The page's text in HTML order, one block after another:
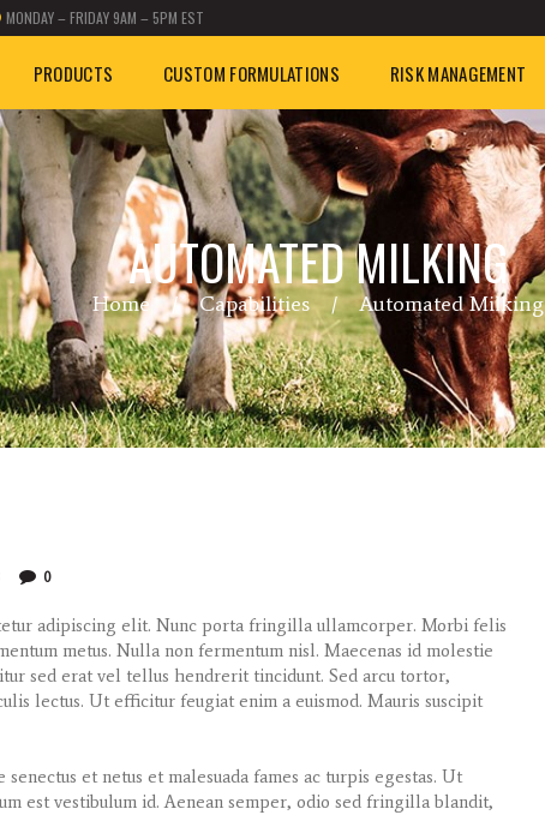
MONDAY – FRIDAY 9AM – 5PM EST
PRODUCTS CUSTOM FORMULATIONS RISK MANAGEMENT
AUTOMATED MILKING
Home Capabilities Automated Milking
0
adipiscing elit. Nunc porta fringilla ullamcorper. Morbi felis
metus. Nulla non fermentum nisl. Maecenas id molestie
sed erat vel tellus hendrerit tincidunt. Sed arcu tortor,
lectus. Ut efficitur feugiat enim a euismod. Mauris suscipit
et netus et malesuada fames ac turpis egestas. Ut
est vestibulum id. Aenean semper, odio sed fringilla blandit,